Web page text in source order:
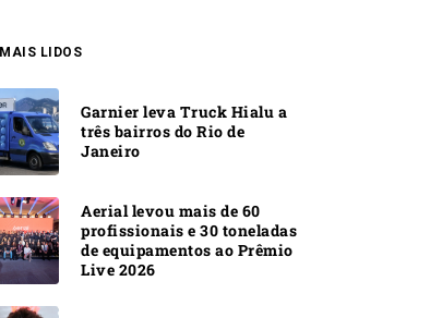
MAIS LIDOS
Garnier leva Truck Hialu a
três bairros do Rio de
Janeiro
Aerial levou mais de 60
profissionais e 30 toneladas
de equipamentos ao Prêmio
Live 2026